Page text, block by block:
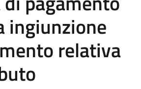
ingiunzione
relativa